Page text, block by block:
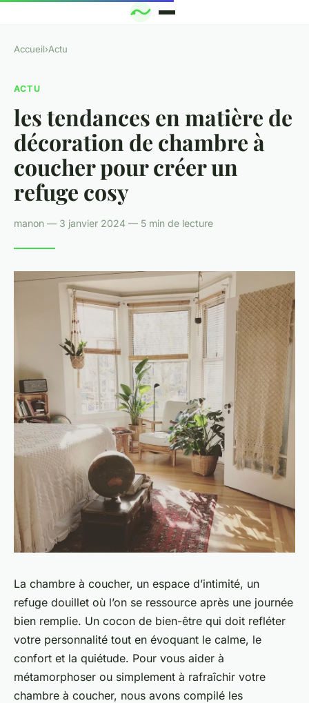
Accueil›Actu
ACTU
les tendances en matière de
décoration de chambre à
coucher pour créer un
refuge cosy
manon — 3 janvier 2024 — 5 min de lecture
La chambre à coucher, un espace d’intimité, un
refuge douillet où l’on se ressource après une journée
bien remplie. Un cocon de bien-être qui doit refléter
votre personnalité tout en évoquant le calme, le
confort et la quiétude. Pour vous aider à
métamorphoser ou simplement à rafraîchir votre
chambre à coucher, nous avons compilé les